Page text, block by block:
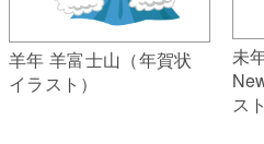
羊年 羊富士山（年賀状
イラスト）
未
ス